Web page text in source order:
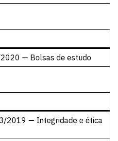
2020 — Bolsas de estudo
2019 — Integridade e ética